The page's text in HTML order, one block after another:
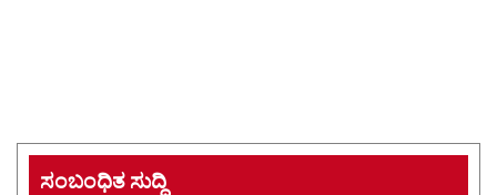
ಸಂಬಂಧಿತ ಸುದ್ದಿ